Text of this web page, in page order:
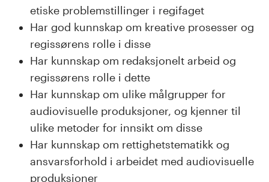
etiske problemstillinger i regifaget
Har god kunnskap om kreative prosesser og
regissørens rolle i disse
Har kunnskap om redaksjonelt arbeid og
regissørens rolle i dette
Har kunnskap om ulike målgrupper for
audiovisuelle produksjoner, og kjenner til
ulike metoder for innsikt om disse
Har kunnskap om rettighetstematikk og
ansvarsforhold i arbeidet med audiovisuelle
produksjoner